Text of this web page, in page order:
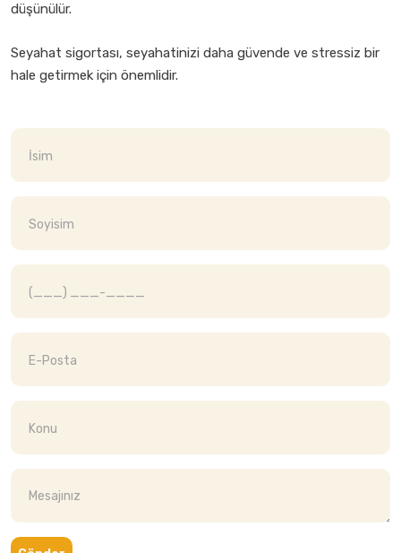
düşünülür.
Seyahat sigortası, seyahatinizi daha güvende ve stressiz bir
hale getirmek için önemlidir.